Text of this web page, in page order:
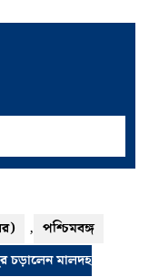
, পশ্চিমবঙ্গ
চড়ালেন মালদহ